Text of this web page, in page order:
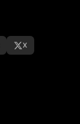
X